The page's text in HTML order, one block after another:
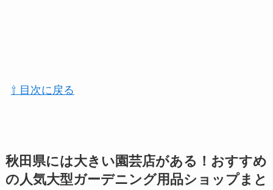
⇧ 目次に戻る
秋田県には大きい園芸店がある！おすすめ
の人気大型ガーデニング用品ショップまと